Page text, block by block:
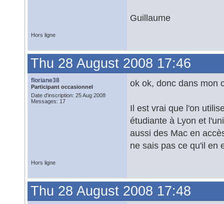
Guillaume
Hors ligne
Thu 28 August 2008 17:46
floriane38
Participant occasionnel
Date d'inscription: 25 Aug 2008
Messages: 17
ok ok, donc dans mon
Il est vrai que l'on
étudiante à Lyon et
aussi des Mac en
ne sais pas ce qu'il en
Hors ligne
Thu 28 August 2008 17:48